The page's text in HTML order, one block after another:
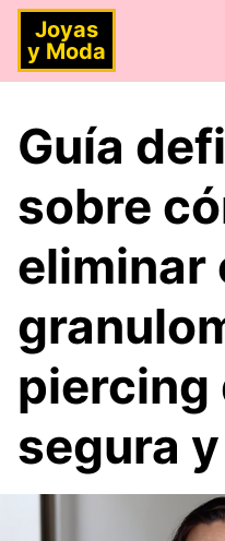
Saltar
contenido
Joyas
y Moda
Guía
sobre
eliminar
piercing
segura